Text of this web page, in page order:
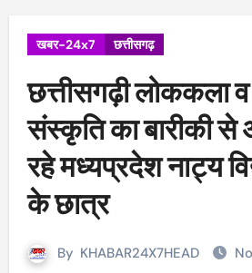
खबर-24x7 छत्तीसगढ़
छत्तीसगढ़ी लोककला
संस्कृति का बारीकी
रहे मध्यप्रदेश नाट्य
के छात्र
By KHABAR24X7HEAD